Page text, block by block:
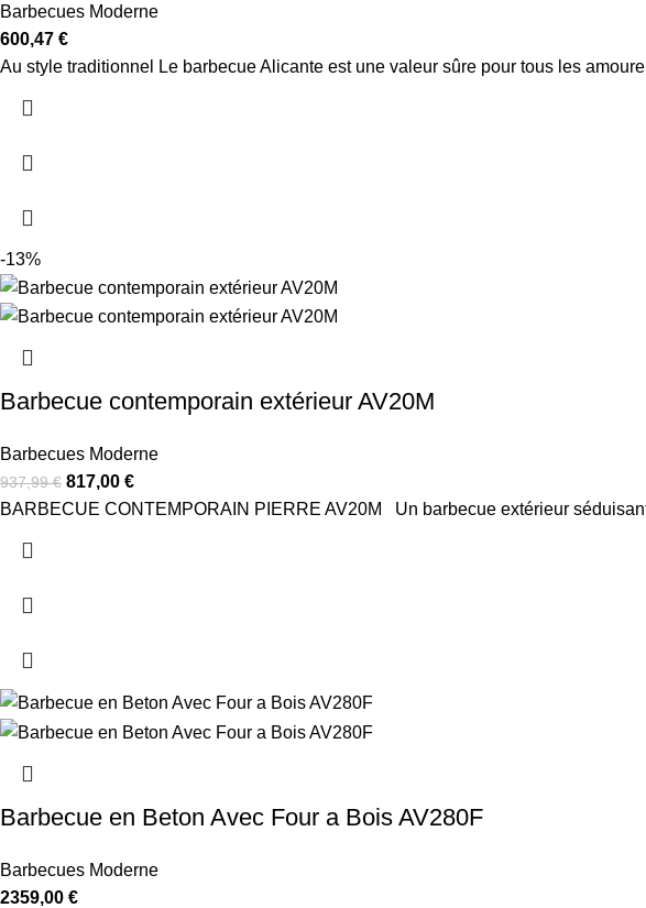
Barbecues Moderne
600,47 €
Au style traditionnel Le barbecue Alicante est une valeur sûre pour tous les
-13%
Barbecue contemporain extérieur AV20M
Barbecues Moderne
937,99€ 817,00 €
BARBECUE CONTEMPORAIN PIERRE AV20M Un barbecue extérieur
Barbecue en Beton Avec Four a Bois AV280F
Barbecues Moderne
2359,00 €